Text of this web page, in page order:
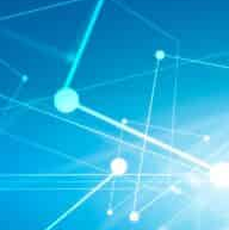
AvecGelacom ,
proximité à
uniquepour toutes
Notreexpertise
solutionsadaptées